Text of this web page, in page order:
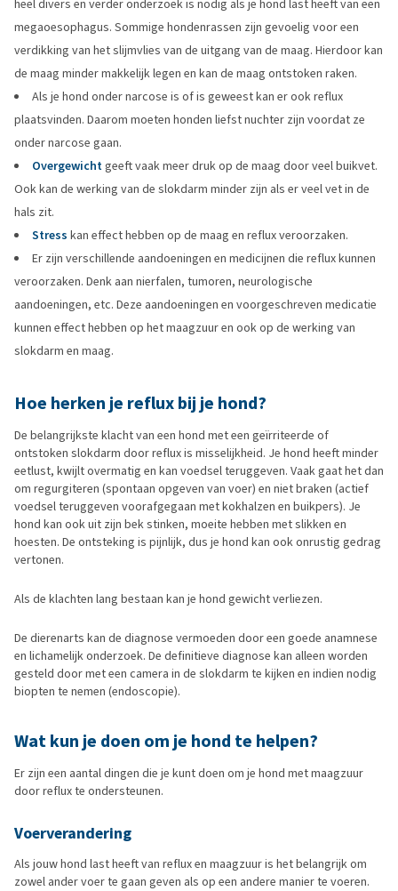
heel divers en verder onderzoek is nodig als je hond last heeft van een
megaoesophagus. Sommige hondenrassen zijn gevoelig voor een
verdikking van het slijmvlies van de uitgang van de maag. Hierdoor kan
de maag minder makkelijk legen en kan de maag ontstoken raken.
Als je hond onder narcose is of is geweest kan er ook reflux
plaatsvinden. Daarom moeten honden liefst nuchter zijn voordat ze
onder narcose gaan.
Overgewichtgeeft vaak meer druk op de maag door veel buikvet.
Ook kan de werking van de slokdarm minder zijn als er veel vet in de
hals zit.
Stress kan effect hebben op de maag en reflux veroorzaken.
Er zijn verschillende aandoeningen en medicijnen die reflux kunnen
veroorzaken. Denk aan nierfalen, tumoren, neurologische
aandoeningen, etc. Deze aandoeningen en voorgeschreven medicatie
kunnen effect hebben op het maagzuur en ook op de werking van
slokdarm en maag.
Hoe herken je reflux bij je hond?
De belangrijkste klacht van een hond met een geïrriteerde of
ontstoken slokdarm door reflux is misselijkheid. Je hond heeft minder
eetlust, kwijlt overmatig en kan voedsel teruggeven. Vaak gaat het dan
om regurgiteren (spontaan opgeven van voer) en niet braken (actief
voedsel teruggeven voorafgegaan met kokhalzen en buikpers). Je
hond kan ook uit zijn bek stinken, moeite hebben met slikken en
hoesten. De ontsteking is pijnlijk, dus je hond kan ook onrustig gedrag
vertonen.
Als de klachten lang bestaan kan je hond gewicht verliezen.
De dierenarts kan de diagnose vermoeden door een goede anamnese
en lichamelijk onderzoek. De definitieve diagnose kan alleen worden
gesteld door met een camera in de slokdarm te kijken en indien nodig
biopten te nemen (endoscopie).
Wat kun je doen om je hond te helpen?
Er zijn een aantal dingen die je kunt doen om je hond met maagzuur
door reflux te ondersteunen.
Voerverandering
Als jouw hond last heeft van reflux en maagzuur is het belangrijk om
zowel ander voer te gaan geven als op een andere manier te voeren.